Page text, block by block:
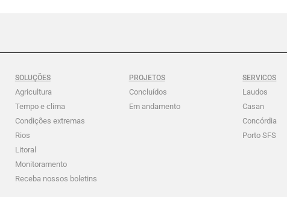
SOLUÇÕES
Agricultura
Tempo e clima
Condições extremas
Rios
Litoral
Monitoramento
Receba nossos boletins
PROJETOS
Concluídos
Em andamento
SERVICOS
Laudos
Casan
Concórdia
Porto SFS